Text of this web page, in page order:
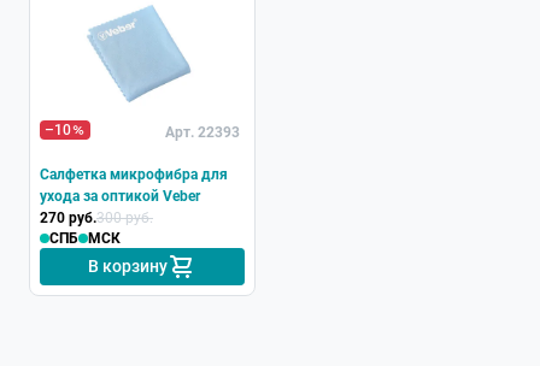
–10 Арт. 22393
Салфетка микрофибра для
ухода за оптикой Veber
270 руб.300 руб.
СПБ
МСК
В корзину